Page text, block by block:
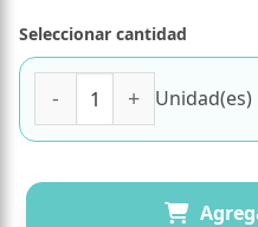
Seleccionar cantidad
Unidad(es)